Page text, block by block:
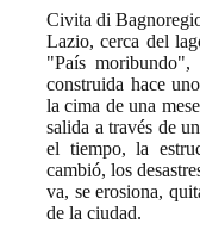
Civita di
Lazio, cerca del
"País
construida hace
la cima de una
salida a través de
el tiempo, la
cambió, los
va, se erosiona,
de la ciudad.